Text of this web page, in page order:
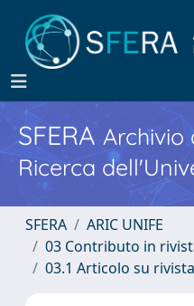
SFERA Archivio
Ricerca
SFERA
ARIC UNIFE
03 Contributo in
03.1 Articolo su rivista